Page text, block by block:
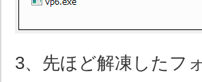
3、先ほど解凍したフ